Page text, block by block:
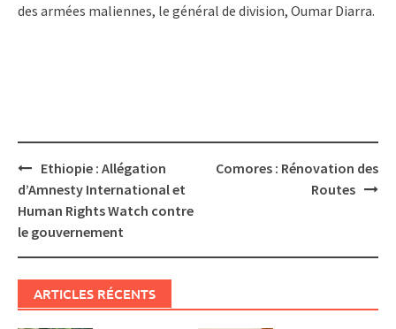
des armées maliennes, le général de division, Oumar Diarra.
Post
navigation
Ethiopie : Allégation
d’Amnesty International et
Human Rights Watch contre
le gouvernement
Comores : Rénovation des
Routes
ARTICLES RÉCENTS